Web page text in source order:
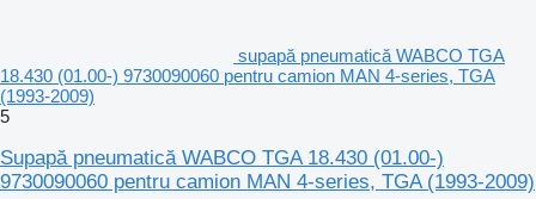
supapă pneumatică WABCO TGA
18.430 (01.00-) 9730090060 pentru camion MAN 4-series, TGA
(1993-2009)
5
Supapă pneumatică WABCO TGA 18.430 (01.00-)
9730090060 pentru camion MAN 4-series, TGA (1993-2009)